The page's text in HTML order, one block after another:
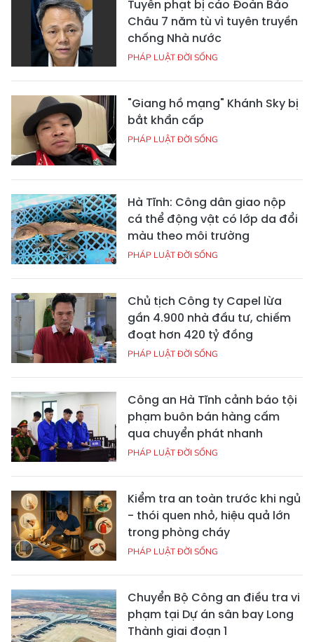
Tuyên phạt bị cáo Đoàn Bảo
Châu 7 năm tù vì tuyên truyền
chống Nhà nước
PHÁP LUẬT ĐỜI SỐNG
"Giang hồ mạng" Khánh Sky bị
bắt khẩn cấp
PHÁP LUẬT ĐỜI SỐNG
Hà Tĩnh: Công dân giao nộp
cá thể động vật có lớp da đổi
màu theo môi trường
PHÁP LUẬT ĐỜI SỐNG
Chủ tịch Công ty Capel lừa
gần 4.900 nhà đầu tư, chiếm
đoạt hơn 420 tỷ đồng
PHÁP LUẬT ĐỜI SỐNG
Công an Hà Tĩnh cảnh báo tội
phạm buôn bán hàng cấm
qua chuyển phát nhanh
PHÁP LUẬT ĐỜI SỐNG
Kiểm tra an toàn trước khi ngủ
- thói quen nhỏ, hiệu quả lớn
trong phòng cháy
PHÁP LUẬT ĐỜI SỐNG
Chuyển Bộ Công an điều tra vi
phạm tại Dự án sân bay Long
Thành giai đoạn 1